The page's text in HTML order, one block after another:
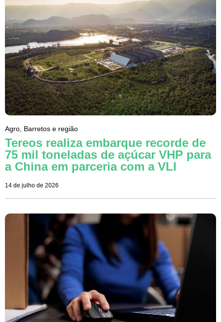
Agro, Barretos e região
Tereos realiza embarque recorde de
75 mil toneladas de açúcar VHP para
a China em parceria com a VLI
14 de julho de 2026